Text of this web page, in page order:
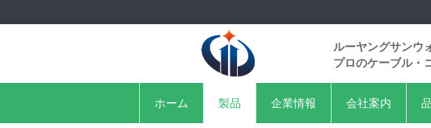
ルーヤングサンウ
プロのケーブル・
ホーム 製品 企業情報 会社案内